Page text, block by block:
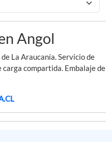
Angol
La Araucanía. Servicio de
compartida. Embalaje de